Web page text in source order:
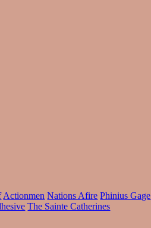
Actionmen Nations Afire Phinius Gage
The Sainte Catherines